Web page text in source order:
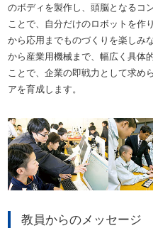
のボディを製作し、頭脳となるコ
ことで、自分だけのロボットを作
から応用までものづくりを楽しみ
から産業用機械まで、幅広く具体
ことで、企業の即戦力として求め
アを育成します。
教員からのメッセージ